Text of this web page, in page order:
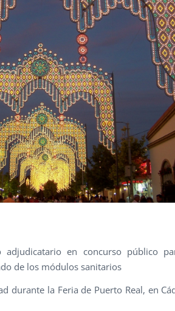
adjudicatario en concurso público
de los módulos sanitarios
durante la Feria de Puerto Real, en